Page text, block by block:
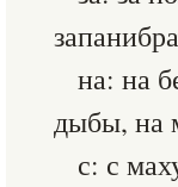
на: на
дыбы, на
с: с